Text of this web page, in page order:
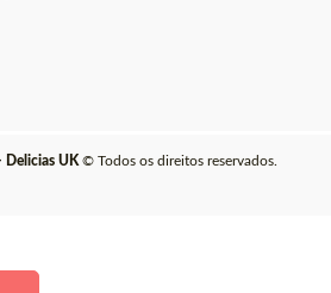
Delicias UK © Todos os direitos reservados.